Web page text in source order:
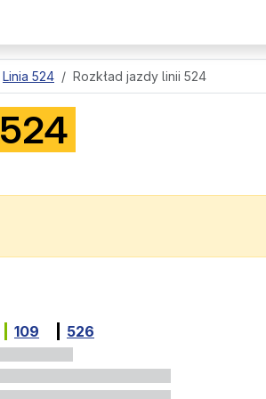
Linia 524 Rozkład jazdy linii 524
524
109 526